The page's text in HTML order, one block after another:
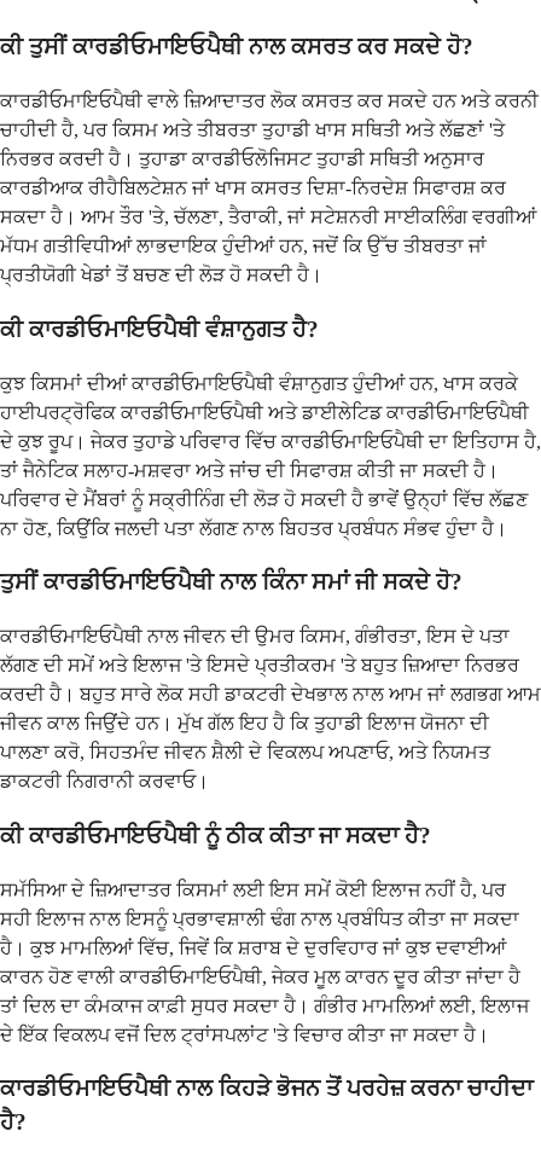
ਕੀ ਤੁਸੀਂ ਕਾਰਡੀਓਮਾਇਓਪੈਥੀ ਨਾਲ ਕਸਰਤ ਕਰ ਸਕਦੇ ਹੋ?
ਕਾਰਡੀਓਮਾਇਓਪੈਥੀ ਵਾਲੇ ਜ਼ਿਆਦਾਤਰ ਲੋਕ ਕਸਰਤ ਕਰ ਸਕਦੇ ਹਨ ਅਤੇ ਕਰਨੀ
ਚਾਹੀਦੀ ਹੈ, ਪਰ ਕਿਸਮ ਅਤੇ ਤੀਬਰਤਾ ਤੁਹਾਡੀ ਖਾਸ ਸਥਿਤੀ ਅਤੇ ਲੱਛਣਾਂ 'ਤੇ
ਨਿਰਭਰ ਕਰਦੀ ਹੈ। ਤੁਹਾਡਾ ਕਾਰਡੀਓਲੋਜਿਸਟ ਤੁਹਾਡੀ ਸਥਿਤੀ ਅਨੁਸਾਰ
ਕਾਰਡੀਆਕ ਰੀਹੈਬਿਲਟੇਸ਼ਨ ਜਾਂ ਖਾਸ ਕਸਰਤ ਦਿਸ਼ਾ-ਨਿਰਦੇਸ਼ ਸਿਫਾਰਸ਼ ਕਰ
ਸਕਦਾ ਹੈ। ਆਮ ਤੌਰ 'ਤੇ, ਚੱਲਣਾ, ਤੈਰਾਕੀ, ਜਾਂ ਸਟੇਸ਼ਨਰੀ ਸਾਈਕਲਿੰਗ ਵਰਗੀਆਂ
ਮੱਧਮ ਗਤੀਵਿਧੀਆਂ ਲਾਭਦਾਇਕ ਹੁੰਦੀਆਂ ਹਨ, ਜਦੋਂ ਕਿ ਉੱਚ ਤੀਬਰਤਾ ਜਾਂ
ਪ੍ਰਤੀਯੋਗੀ ਖੇਡਾਂ ਤੋਂ ਬਚਣ ਦੀ ਲੋੜ ਹੋ ਸਕਦੀ ਹੈ।
ਕੀ ਕਾਰਡੀਓਮਾਇਓਪੈਥੀ ਵੰਸ਼ਾਨੁਗਤ ਹੈ?
ਕੁਝ ਕਿਸਮਾਂ ਦੀਆਂ ਕਾਰਡੀਓਮਾਇਓਪੈਥੀ ਵੰਸ਼ਾਨੁਗਤ ਹੁੰਦੀਆਂ ਹਨ, ਖਾਸ ਕਰਕੇ
ਹਾਈਪਰਟ੍ਰੋਫਿਕ ਕਾਰਡੀਓਮਾਇਓਪੈਥੀ ਅਤੇ ਡਾਈਲੇਟਿਡ ਕਾਰਡੀਓਮਾਇਓਪੈਥੀ
ਦੇ ਕੁਝ ਰੂਪ। ਜੇਕਰ ਤੁਹਾਡੇ ਪਰਿਵਾਰ ਵਿੱਚ ਕਾਰਡੀਓਮਾਇਓਪੈਥੀ ਦਾ ਇਤਿਹਾਸ ਹੈ,
ਤਾਂ ਜੈਨੇਟਿਕ ਸਲਾਹ-ਮਸ਼ਵਰਾ ਅਤੇ ਜਾਂਚ ਦੀ ਸਿਫਾਰਸ਼ ਕੀਤੀ ਜਾ ਸਕਦੀ ਹੈ।
ਪਰਿਵਾਰ ਦੇ ਮੈਂਬਰਾਂ ਨੂੰ ਸਕ੍ਰੀਨਿੰਗ ਦੀ ਲੋੜ ਹੋ ਸਕਦੀ ਹੈ ਭਾਵੇਂ ਉਨ੍ਹਾਂ ਵਿੱਚ ਲੱਛਣ
ਨਾ ਹੋਣ, ਕਿਉਂਕਿ ਜਲਦੀ ਪਤਾ ਲੱਗਣ ਨਾਲ ਬਿਹਤਰ ਪ੍ਰਬੰਧਨ ਸੰਭਵ ਹੁੰਦਾ ਹੈ।
ਤੁਸੀਂ ਕਾਰਡੀਓਮਾਇਓਪੈਥੀ ਨਾਲ ਕਿੰਨਾ ਸਮਾਂ ਜੀ ਸਕਦੇ ਹੋ?
ਕਾਰਡੀਓਮਾਇਓਪੈਥੀ ਨਾਲ ਜੀਵਨ ਦੀ ਉਮਰ ਕਿਸਮ, ਗੰਭੀਰਤਾ, ਇਸ ਦੇ ਪਤਾ
ਲੱਗਣ ਦੀ ਸਮੇਂ ਅਤੇ ਇਲਾਜ 'ਤੇ ਇਸਦੇ ਪ੍ਰਤੀਕਰਮ 'ਤੇ ਬਹੁਤ ਜ਼ਿਆਦਾ ਨਿਰਭਰ
ਕਰਦੀ ਹੈ। ਬਹੁਤ ਸਾਰੇ ਲੋਕ ਸਹੀ ਡਾਕਟਰੀ ਦੇਖਭਾਲ ਨਾਲ ਆਮ ਜਾਂ ਲਗਭਗ ਆਮ
ਜੀਵਨ ਕਾਲ ਜਿਉਂਦੇ ਹਨ। ਮੁੱਖ ਗੱਲ ਇਹ ਹੈ ਕਿ ਤੁਹਾਡੀ ਇਲਾਜ ਯੋਜਨਾ ਦੀ
ਪਾਲਣਾ ਕਰੋ, ਸਿਹਤਮੰਦ ਜੀਵਨ ਸ਼ੈਲੀ ਦੇ ਵਿਕਲਪ ਅਪਣਾਓ, ਅਤੇ ਨਿਯਮਤ
ਡਾਕਟਰੀ ਨਿਗਰਾਨੀ ਕਰਵਾਓ।
ਕੀ ਕਾਰਡੀਓਮਾਇਓਪੈਥੀ ਨੂੰ ਠੀਕ ਕੀਤਾ ਜਾ ਸਕਦਾ ਹੈ?
ਸਮੱਸਿਆ ਦੇ ਜ਼ਿਆਦਾਤਰ ਕਿਸਮਾਂ ਲਈ ਇਸ ਸਮੇਂ ਕੋਈ ਇਲਾਜ ਨਹੀਂ ਹੈ, ਪਰ
ਸਹੀ ਇਲਾਜ ਨਾਲ ਇਸਨੂੰ ਪ੍ਰਭਾਵਸ਼ਾਲੀ ਢੰਗ ਨਾਲ ਪ੍ਰਬੰਧਿਤ ਕੀਤਾ ਜਾ ਸਕਦਾ
ਹੈ। ਕੁਝ ਮਾਮਲਿਆਂ ਵਿੱਚ, ਜਿਵੇਂ ਕਿ ਸ਼ਰਾਬ ਦੇ ਦੁਰਵਿਹਾਰ ਜਾਂ ਕੁਝ ਦਵਾਈਆਂ
ਕਾਰਨ ਹੋਣ ਵਾਲੀ ਕਾਰਡੀਓਮਾਇਓਪੈਥੀ, ਜੇਕਰ ਮੂਲ ਕਾਰਨ ਦੂਰ ਕੀਤਾ ਜਾਂਦਾ ਹੈ
ਤਾਂ ਦਿਲ ਦਾ ਕੰਮਕਾਜ ਕਾਫ਼ੀ ਸੁਧਰ ਸਕਦਾ ਹੈ। ਗੰਭੀਰ ਮਾਮਲਿਆਂ ਲਈ, ਇਲਾਜ
ਦੇ ਇੱਕ ਵਿਕਲਪ ਵਜੋਂ ਦਿਲ ਟ੍ਰਾਂਸਪਲਾਂਟ 'ਤੇ ਵਿਚਾਰ ਕੀਤਾ ਜਾ ਸਕਦਾ ਹੈ।
ਕਾਰਡੀਓਮਾਇਓਪੈਥੀ ਨਾਲ ਕਿਹੜੇ ਭੋਜਨ ਤੋਂ ਪਰਹੇਜ਼ ਕਰਨਾ ਚਾਹੀਦਾ
ਹੈ?